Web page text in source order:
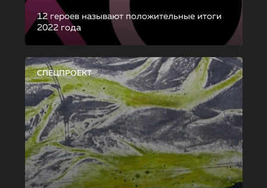
12 героев называют положительные итоги
2022 года
СПЕЦПРОЕКТ